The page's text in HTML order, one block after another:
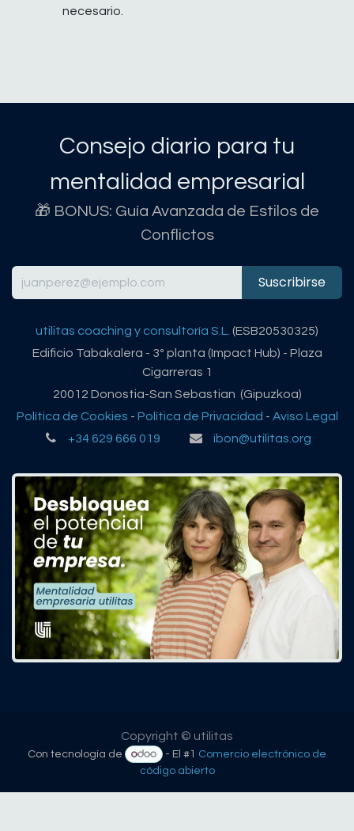
necesario.
Consejo diario para tu
mentalidad empresarial
🎁 BONUS: Guía Avanzada de Estilos de
Conflictos
Suscribirse
utilitas coaching y consultoría S.L. (ESB20530325)
Edificio Tabakalera - 3º planta (Impact Hub) - Plaza
Cigarreras 1
20012 Donostia-San Sebastian (Gipuzkoa)
Política de Cookies - Política de Privacidad - Aviso Legal
+34 629 666 019
ibon@utilitas.org
Copyright © utilitas
Con tecnología de - El #1 Comercio electrónico de
código abierto